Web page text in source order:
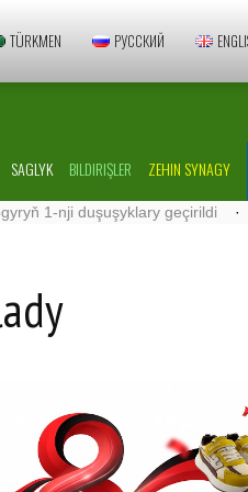
TÜRKMEN РУССКИЙ
SAGLYK BILDIRIŞLER ZEHIN SYNAGY
duşuşyklary geçirildi ·